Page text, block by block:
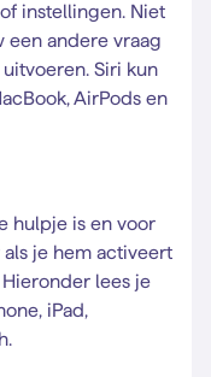
instellingen. Niet
een andere vraag
Siri kun
AirPods en
hulpje is en voor
je hem activeert
lees je
iPad,